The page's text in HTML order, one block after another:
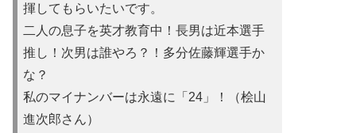
揮してもらいたいです。
二人の息子を英才教育中！長男は近本選手
推し！次男は誰やろ？！多分佐藤輝選手か
な？
私のマイナンバーは永遠に「24」！（桧山
進次郎さん）